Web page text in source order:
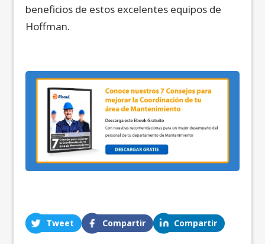
beneficios de estos excelentes equipos de
Hoffman.
Tweet Compartir Compartir